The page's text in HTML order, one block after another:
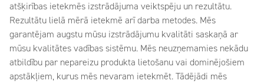
atšķirības ietekmēs izstrādājuma veiktspēju un rezultātu.
Rezultātu lielā mērā ietekmē arī darba metodes. Mēs
garantējam augstu mūsu izstrādājumu kvalitāti saskaņā ar
mūsu kvalitātes vadības sistēmu. Mēs neuzņemamies nekādu
atbildību par nepareizu produkta lietošanu vai dominējošiem
apstākļiem, kurus mēs nevaram ietekmēt. Tādējādi mēs